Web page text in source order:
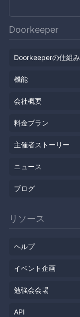
Doorkeeper
Doorkeeperの仕組み
機能
会社概要
料金プラン
主催者ストーリー
ニュース
ブログ
リソース
ヘルプ
イベント企画
勉強会会場
API